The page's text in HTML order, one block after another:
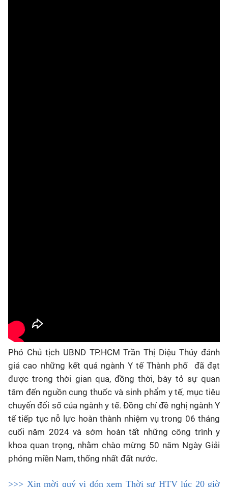
Phó Chủ tịch UBND TP.HCM Trần Thị Diệu Thúy đánh
giá cao những kết quả ngành Y tế Thành phố đã đạt
được trong thời gian qua, đồng thời, bày tỏ sự quan
tâm đến nguồn cung thuốc và sinh phẩm y tế, mục tiêu
chuyển đổi số của ngành y tế. Đồng chí đề nghị ngành Y
tế tiếp tục nỗ lực hoàn thành nhiệm vụ trong 06 tháng
cuối năm 2024 và sớm hoàn tất những công trình y
khoa quan trọng, nhằm chào mừng 50 năm Ngày Giải
phóng miền Nam, thống nhất đất nước.
>>> Xin mời quý vị đón xem Thời sự HTV lúc 20 giờ